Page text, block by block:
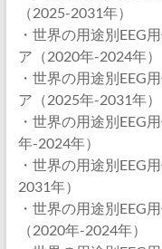
（2025-2031年）
・世界の用途別EEG
ア（2020年-2024年）
・世界の用途別EEG
ア（2025年-2031年）
・世界の用途別EEG
年-2024年）
・世界の用途別EEG
2031年）
・世界の用途別EEG
（2020年-2024年）